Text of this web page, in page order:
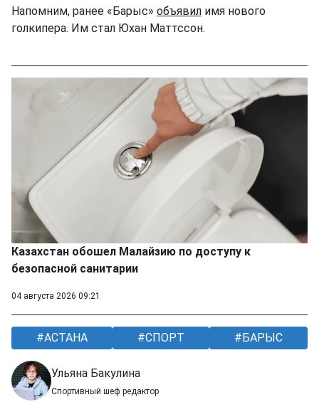
Напомним, ранее «Барыс» объявил имя нового
голкипера. Им стал Юхан Маттссон.
Казахстан обошел Малайзию по доступу к
безопасной санитарии
04 августа 2026 09:21
АСТАНА СПОРТ БАРЫС
Ульяна Бакулина
Спортивный шеф редактор